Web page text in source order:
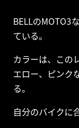
BELLのMOTO3
ている。
カラーは、この
エロー、ピンク
る。
自分のバイクに